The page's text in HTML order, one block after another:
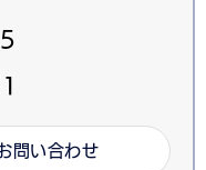
問い合わせ